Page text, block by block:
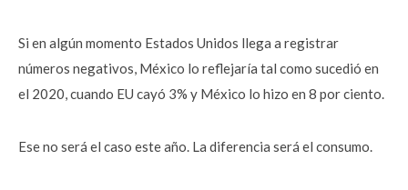
Si en algún momento Estados Unidos llega a registrar
números negativos, México lo reflejaría tal como sucedió en
el 2020, cuando EU cayó 3% y México lo hizo en 8 por ciento.
Ese no será el caso este año. La diferencia será el consumo.